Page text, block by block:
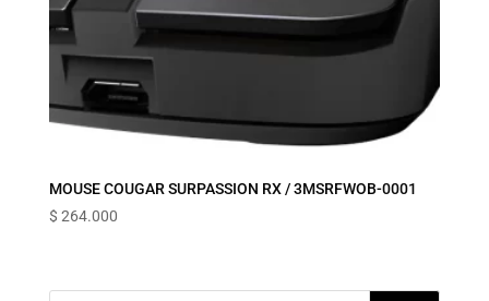
MOUSE COUGAR SURPASSION RX / 3MSRFWOB-0001
$ 264.000